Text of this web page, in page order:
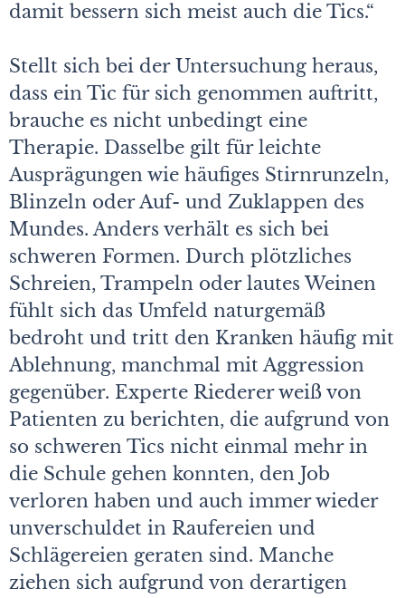
damit bessern sich meist auch die Tics.“
Stellt sich bei der Untersuchung heraus,
dass ein Tic für sich genommen auftritt,
brauche es nicht unbedingt eine
Therapie. Dasselbe gilt für leichte
Ausprägungen wie häufiges Stirnrunzeln,
Blinzeln oder Auf- und Zuklappen des
Mundes. Anders verhält es sich bei
schweren Formen. Durch plötzliches
Schreien, Trampeln oder lautes Weinen
fühlt sich das Umfeld naturgemäß
bedroht und tritt den Kranken häufig mit
Ablehnung, manchmal mit Aggression
gegenüber. Experte Riederer weiß von
Patienten zu berichten, die aufgrund von
so schweren Tics nicht einmal mehr in
die Schule gehen konnten, den Job
verloren haben und auch immer wieder
unverschuldet in Raufereien und
Schlägereien geraten sind. Manche
ziehen sich aufgrund von derartigen